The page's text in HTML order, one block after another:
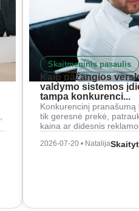
Skaitmeninis pasaulis
Kaip pažangios
valdymo sistemos
tampa konkurenci...
Konkurencinį pranašumą
tik geresnė prekė,
kaina ar didesnis
2026-07-20 • Natalija